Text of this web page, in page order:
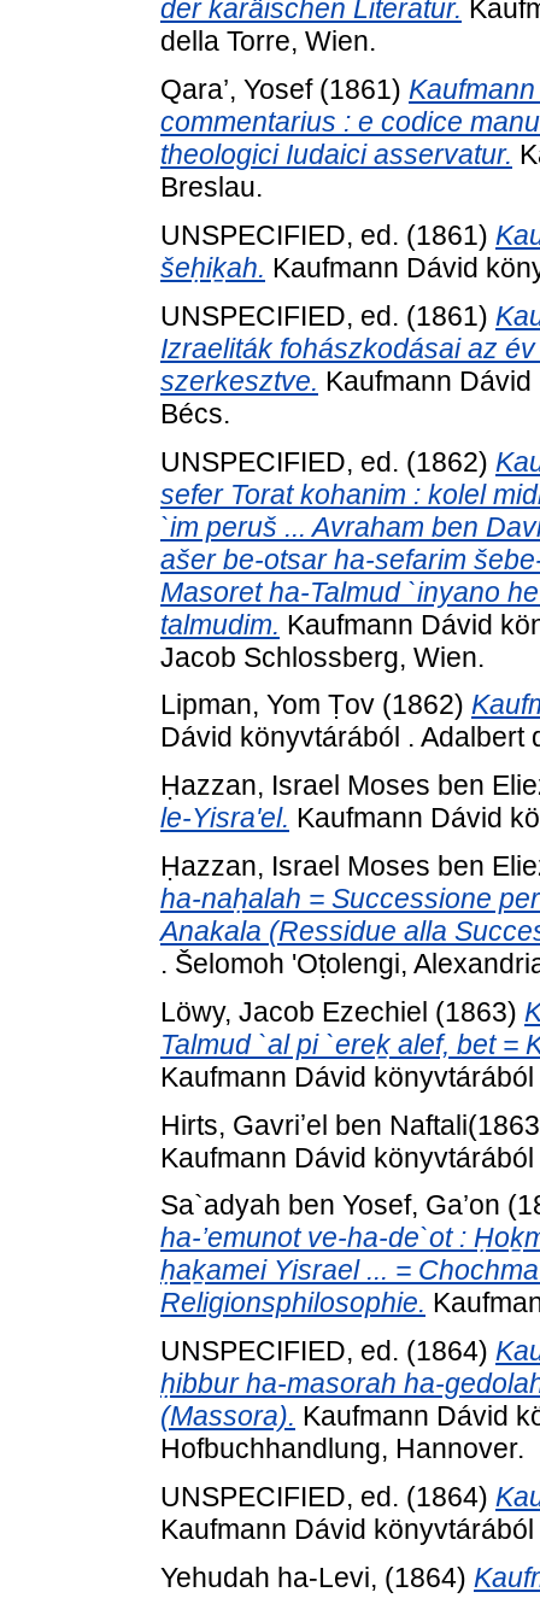
der karäischen Literatur.
della Torre, Wien.
Qara’, Yosef(1861)
commentarius : e codice
theologici Iudaici asservatur.
Breslau.
UNSPECIFIED, ed. (1861)
šeḥiḵah. Kaufmann Dávid
UNSPECIFIED, ed. (1861)
Izraeliták fohászkodásai az
szerkesztve. Kaufmann
Bécs.
UNSPECIFIED, ed. (1862)
sefer Torat kohanim : kolel
`im peruš ... Avraham ben
ašer be-otsar ha-sefarim
Masoret ha-Talmud `inyano
talmudim. Kaufmann Dávid
Jacob Schlossberg, Wien.
Lipman, Yom Ṭov (1862)
Dávid könyvtárából . Adalbert
Ḥazzan, Israel Moses ben
le-Yisra'el. Kaufmann Dávid
Ḥazzan, Israel Moses ben
ha-naḥalah = Successione
Anakala (Ressidue alla
. Šelomoh 'Oṭolengi,
Löwy, Jacob Ezechiel (1863)
Talmud `al pi `ereḵ alef, bet =
Kaufmann Dávid
Kaufmann Dávid
Sa`adyah ben Yosef, Ga’on
ha-’emunot ve-ha-de`ot :
ḥaḵamei Yisrael ... =
Religionsphilosophie.
UNSPECIFIED, ed. (1864)
ḥibbur ha-masorah ha-
(Massora). Kaufmann Dávid
Hofbuchhandlung, Hannover.
UNSPECIFIED, ed. (1864)
Kaufmann Dávid
Yehudah ha-Levi, (1864)